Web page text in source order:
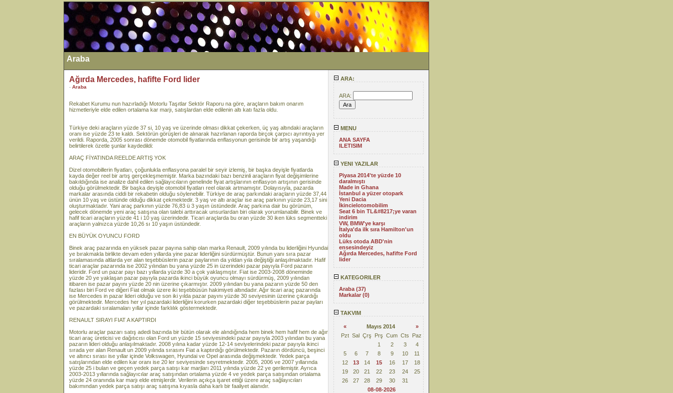
Araba
ARA:
ARA:
MENU
ANA SAYFA
ILETISIM
YENI YAZILAR
Piyasa 2014'te yüzde 10
daralmıştı
Made in Ghana
İstanbul a yüzer otopark
Yeni Dacia
İkincielotomobilim
Seat 6 bin TL&#8217;ye varan
indirim
VW, BMW'ye karşı
İtalya'da ilk sıra Hamilton'un
oldu
Lüks otoda ABD'nin
ensesindeyiz
Ağırda Mercedes, hafifte Ford
lider
KATEGORILER
Araba (37)
Markalar (0)
TAKVIM
« Mayıs 2014
»
Pzt Sal Çrş Prş Cum Cts
Paz
1
2 3
4
5
6 7 8 9 10
11
12
13 14 15 16 17
18
19
20 21 22 23 24
25
26
27 28 29 30
31
08-08-2026
Ağırda Mercedes, hafifte Ford lider
- Araba
Rekabet Kurumu nun hazırladığı Motorlu Taşıtlar Sektör Raporu na göre, araçların bakım onarım
hizmetleriyle elde edilen ortalama kar marjı, satışlardan elde edilenin altı katı fazla oldu.
Türkiye deki araçların yüzde 37 si, 10 yaş ve üzerinde olması dikkat çekerken, üç yaş altındaki araçların
oranı ise yüzde 23 te kaldı. Sektörün görüşleri de alınarak hazırlanan raporda birçok çarpıcı ayrıntıya yer
verildi. Raporda, 2005 sonrası dönemde otomobil fiyatlarında enflasyonun gerisinde bir artış yaşandığı
belirtilerek özetle şunlar kaydedildi:
ARAÇ FİYATINDA REELDE ARTIŞ YOK
Dizel otomobillerin fiyatları, çoğunlukla enflasyona paralel bir seyir izlemiş, bir başka deyişle fiyatlarda
kayda değer reel bir artış gerçekleşmemiştir. Marka bazındaki bazı benzinli araçların fiyat değişimlerine
bakıldığında ise analize dahil edilen sağlayıcıların genelinde fiyat artışlarının enflasyon artışının gerisinde
olduğu görülmektedir. Bir başka deyişle otomobil fiyatları reel olarak artmamıştır. Dolayısıyla, pazarda
markalar arasında ciddi bir rekabetin olduğu söylenebilir. Türkiye de araç parkındaki araçların yüzde 37,44
ünün 10 yaş ve üstünde olduğu dikkat çekmektedir. 3 yaş ve altı araçlar ise araç parkının yüzde 23,17 sini
oluşturmaktadır. Yani araç parkının yüzde 76,83 ü 3 yaşın üstündedir. Araç parkına dair bu görünüm,
gelecek dönemde yeni araç satışına olan talebi arttıracak unsurlardan biri olarak yorumlanabilir. Binek ve
hafif ticari araçların yüzde 41 i 10 yaş üzerindedir. Ticari araçlarda bu oran yüzde 30 iken lüks segmentteki
araçların yalnızca yüzde 10,26 sı 10 yaşın üstündedir.
EN BÜYÜK OYUNCU FORD
Binek araç pazarında en yüksek pazar payına sahip olan marka Renault, 2009 yılında bu liderliğini Hyundai
ye bırakmakla birlikte devam eden yıllarda yine pazar liderliğini sürdürmüştür. Bunun yanı sıra pazar
sıralamasında altlarda yer alan teşebbüslerin pazar paylarının da yıldan yıla değiştiği anlaşılmaktadır. Hafif
ticari araçlar pazarında ise 2002 yılından bu yana yüzde 25 in üzerindeki pazar payıyla Ford pazarın
lideridir. Ford un pazar payı bazı yıllarda yüzde 30 a çok yaklaşmıştır. Fiat ise 2003-2008 döneminde
yüzde 20 ye yaklaşan pazar payıyla pazarda ikinci büyük oyuncu olmayı sürdürmüş, 2009 yılından
itibaren ise pazar payını yüzde 20 nin üzerine çıkarmıştır. 2009 yılından bu yana pazarın yüzde 50 den
fazlası biri Ford ve diğeri Fiat olmak üzere iki teşebbüsün hakimiyeti altındadır. Ağır ticari araç pazarında
ise Mercedes in pazar lideri olduğu ve son iki yılda pazar payını yüzde 30 seviyesinin üzerine çıkardığı
görülmektedir. Mercedes her yıl pazardaki liderliğini korurken pazardaki diğer teşebbüslerin pazar payları
ve pazardaki sıralamaları yıllar içinde farklılık göstermektedir.
RENAULT SIRAYI FIAT A KAPTIRDI
Motorlu araçlar pazarı satış adedi bazında bir bütün olarak ele alındığında hem binek hem hafif hem de ağır
ticari araç üreticisi ve dağıtıcısı olan Ford un yüzde 15 seviyesindeki pazar payıyla 2003 yılından bu yana
pazarın lideri olduğu anlaşılmaktadır. 2008 yılına kadar yüzde 12-14 seviyelerindeki pazar payıyla ikinci
sırada yer alan Renault un 2009 yılında sırasını Fiat a kaptırdığı görülmektedir. Pazarın dördüncü, beşinci
ve altıncı sırası ise yıllar içinde Volkswagen, Hyundai ve Opel arasında değişmektedir. Yedek parça
satışlarından elde edilen kar oranı ise 20 ler seviyesinde seyretmektedir. 2005, 2006 ve 2007 yıllarında
yüzde 25 i bulan ve geçen yedek parça satışı kar marjları 2011 yılında yüzde 22 ye gerilemiştir. Ayrıca
2003-2013 yıllarında sağlayıcılar araç satışından ortalama yüzde 4 ve yedek parça satışından ortalama
yüzde 24 oranında kar marjı elde etmişlerdir. Verilerin açıkça işaret ettiği üzere araç sağlayıcıları
bakımından yedek parça satışı araç satışına kıyasla daha karlı bir faaliyet alanıdır.